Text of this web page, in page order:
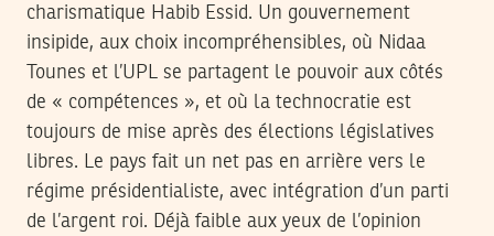
charismatique Habib Essid. Un gouvernement
insipide, aux choix incompréhensibles, où Nidaa
Tounes et l’UPL se partagent le pouvoir aux côtés
de « compétences », et où la technocratie est
toujours de mise après des élections législatives
libres. Le pays fait un net pas en arrière vers le
régime présidentialiste, avec intégration d’un parti
de l’argent roi. Déjà faible aux yeux de l’opinion